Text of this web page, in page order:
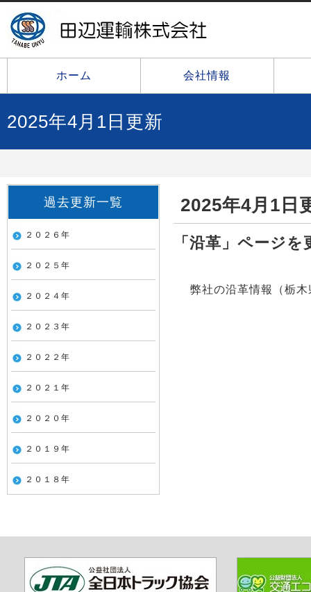
ホーム 会社情報
2025年4月1日更新
2025年4月1日
「沿革」ページ
弊社の沿革情報（栃
過去更新一覧
２０２６年
２０２５年
２０２４年
２０２３年
２０２２年
２０２１年
２０２０年
２０１９年
２０１８年